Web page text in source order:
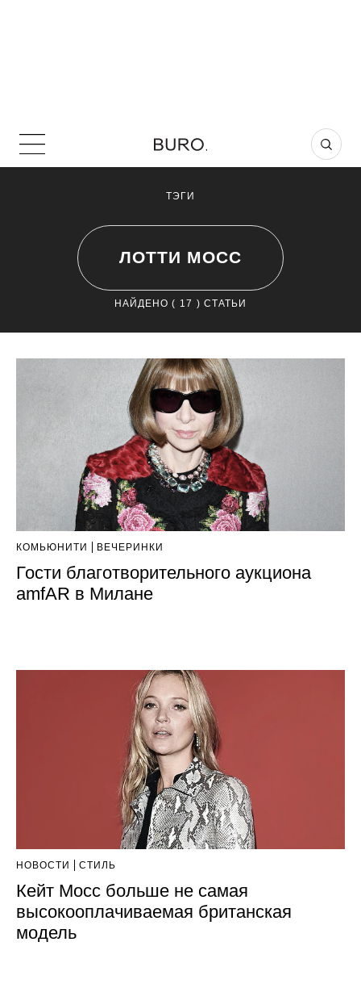
ТЭГИ
ЛОТТИ МОСС
НАЙДЕНО ( 17 ) СТАТЬИ
КОМЬЮНИТИ ВЕЧЕРИНКИ
Гости благотворительного аукциона
amfAR в Милане
НОВОСТИ СТИЛЬ
Кейт Мосс больше не самая
высокооплачиваемая британская
модель